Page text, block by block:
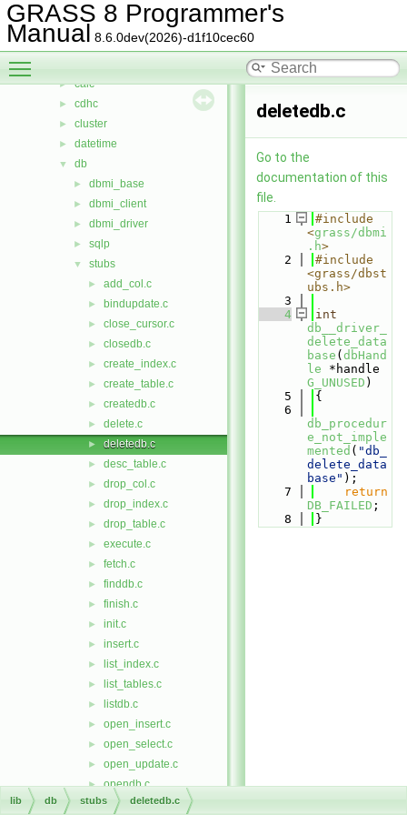
GRASS 8 Programmer's
Manual 8.6.0dev(2026)-d1f10cec60
► bitmap
► btree
► btree2
► calc
► cdhc
► cluster
► datetime
▼ db
► dbmi_base
► dbmi_client
► dbmi_driver
► sqlp
▼ stubs
► add_col.c
► bindupdate.c
► close_cursor.c
► closedb.c
► create_index.c
► create_table.c
► createdb.c
► delete.c
► deletedb.c
► desc_table.c
► drop_col.c
► drop_index.c
► drop_table.c
► execute.c
► fetch.c
► finddb.c
► finish.c
► init.c
► insert.c
► list_index.c
► list_tables.c
► listdb.c
► open_insert.c
► open_select.c
► open_update.c
► opendb.c
► priv.c
deletedb.c
Go to the
documentation of this
file.
    1
#include
<grass/dbmi
.h>
    2
#include
<grass/dbst
ubs.h>
    3
    4
int
db__driver_
delete_data
base ( dbHand
le
G_UNUSED )
    5
{
    6
db_procedur
e_not_imple
mented ( "db_
delete_data
base" );
    7
return
DB_FAILED ;
    8
}
lib db stubs deletedb.c